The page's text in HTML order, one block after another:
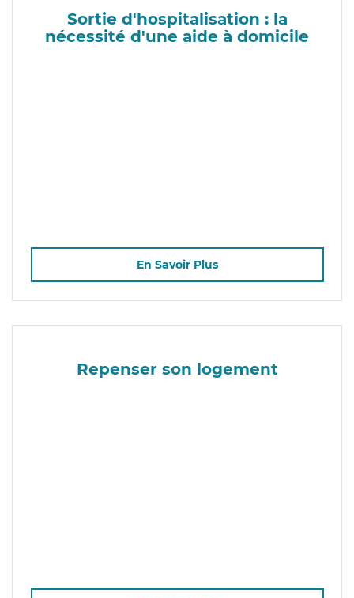
Sortie d'hospitalisation : la
nécessité d'une aide à domicile
En Savoir Plus
Repenser son logement